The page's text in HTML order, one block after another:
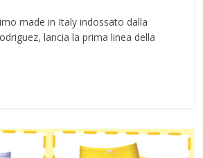
made in Italy indossato dalla
lancia la prima linea della